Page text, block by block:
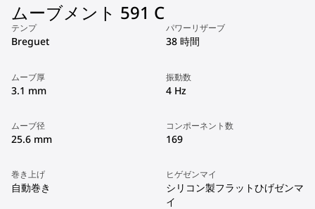
ムーブメント 591 C
テンプ
Breguet
パワーリザーブ
38 時間
ムーブ厚
3.1 mm
振動数
4 Hz
ムーブ径
25.6 mm
コンポーネント数
169
巻き上げ
自動巻き
ヒゲゼンマイ
シリコン製フラットひげゼンマ
イ